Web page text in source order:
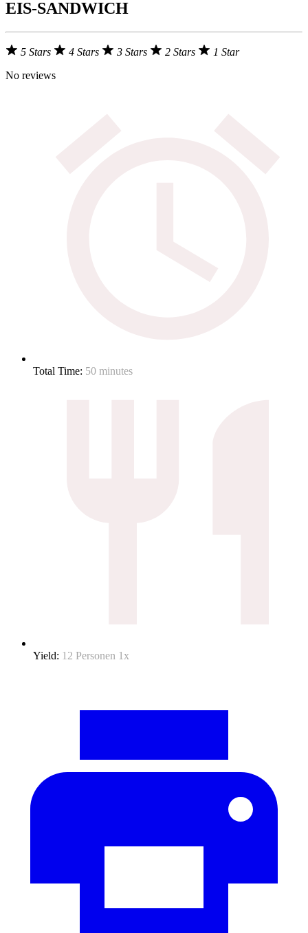
EIS-SANDWICH
5 Stars 4 Stars 3 Stars 2 Stars
1 Star
No reviews
Total Time: 50 minutes
Yield: 12 Personen 1 x